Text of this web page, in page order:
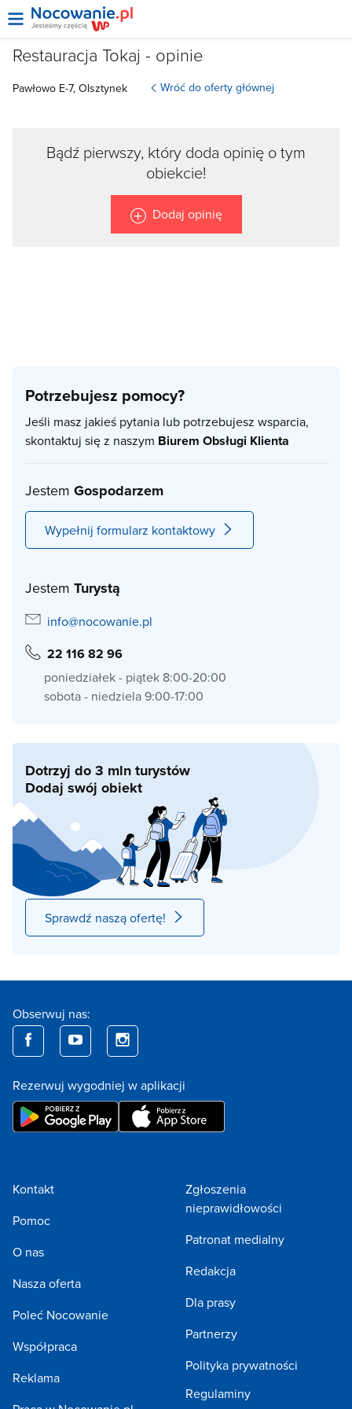
Restauracja Tokaj - opinie
Pawłowo E-7, Olsztynek Wróć do oferty głównej
Bądź pierwszy, który doda opinię o tym
obiekcie!
Dodaj opinię
Potrzebujesz pomocy?
Jeśli masz jakieś pytania lub potrzebujesz wsparcia,
skontaktuj się z naszym Biurem Obsługi Klienta
Jestem Gospodarzem
Wypełnij formularz kontaktowy
Jestem Turystą
info@nocowanie.pl
22 116 82 96
poniedziałek - piątek 8:00-20:00
sobota - niedziela 9:00-17:00
Dotrzyj do 3 mln turystów
Dodaj swój obiekt
Sprawdź naszą ofertę!
Obserwuj nas:
Rezerwuj wygodniej w aplikacji
Kontakt
Pomoc
O nas
Nasza oferta
Poleć Nocowanie
Współpraca
Reklama
Zgłoszenia
nieprawidłowości
Patronat medialny
Redakcja
Dla prasy
Partnerzy
Polityka prywatności
Regulaminy